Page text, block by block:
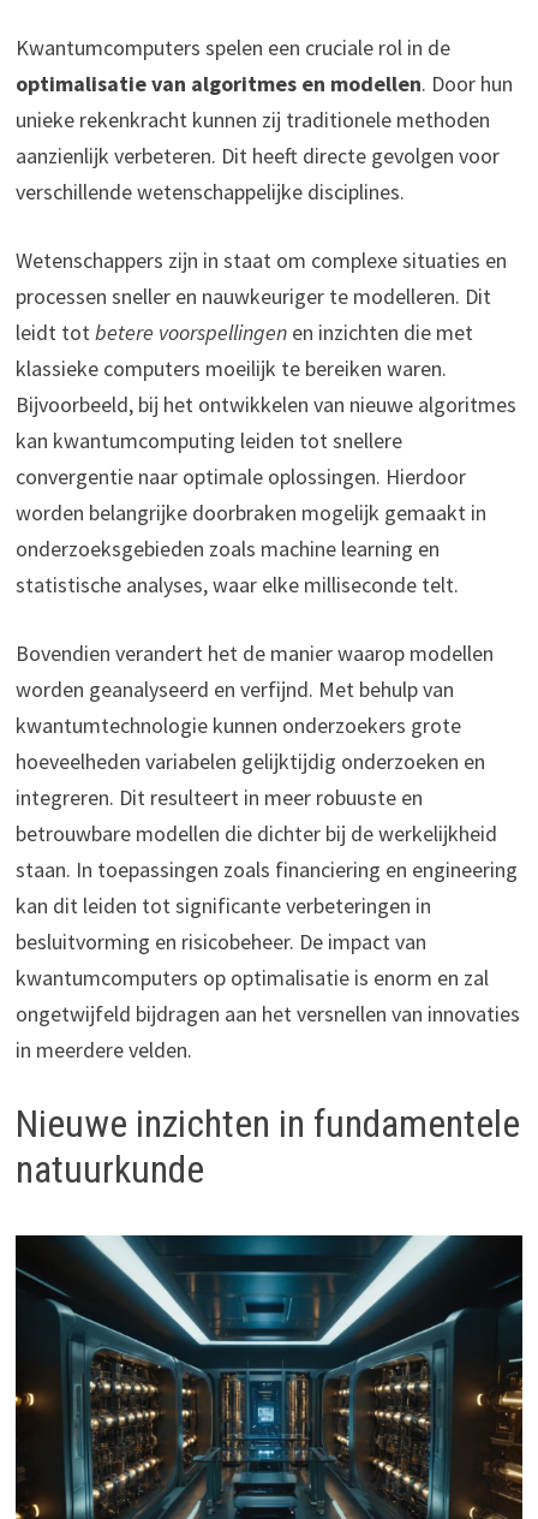
Kwantumcomputers spelen een cruciale rol in de
optimalisatie van algoritmes en modellen. Door hun
unieke rekenkracht kunnen zij traditionele methoden
aanzienlijk verbeteren. Dit heeft directe gevolgen voor
verschillende wetenschappelijke disciplines.
Wetenschappers zijn in staat om complexe situaties en
processen sneller en nauwkeuriger te modelleren. Dit
leidt totbetere voorspellingenen inzichten die met
klassieke computers moeilijk te bereiken waren.
Bijvoorbeeld, bij het ontwikkelen van nieuwe algoritmes
kan kwantumcomputing leiden tot snellere
convergentie naar optimale oplossingen. Hierdoor
worden belangrijke doorbraken mogelijk gemaakt in
onderzoeksgebieden zoals machine learning en
statistische analyses, waar elke milliseconde telt.
Bovendien verandert het de manier waarop modellen
worden geanalyseerd en verfijnd. Met behulp van
kwantumtechnologie kunnen onderzoekers grote
hoeveelheden variabelen gelijktijdig onderzoeken en
integreren. Dit resulteert in meer robuuste en
betrouwbare modellen die dichter bij de werkelijkheid
staan. In toepassingen zoals financiering en engineering
kan dit leiden tot significante verbeteringen in
besluitvorming en risicobeheer. De impact van
kwantumcomputers op optimalisatie is enorm en zal
ongetwijfeld bijdragen aan het versnellen van innovaties
in meerdere velden.
Nieuwe inzichten in fundamentele
natuurkunde